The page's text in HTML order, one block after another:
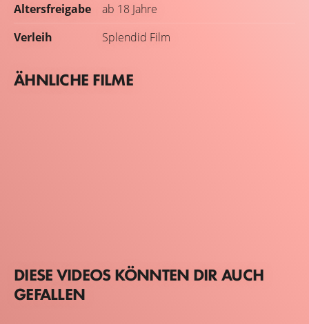
Altersfreigabe
ab 18 Jahre
Verleih
Splendid Film
ÄHNLICHE FILME
DIESE VIDEOS KÖNNTEN DIR AUCH
GEFALLEN